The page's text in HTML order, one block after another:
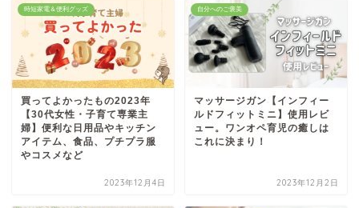
時短家電＆便利グッズ
買ってよかったもの2023年
【30代女性・子育て専業主
婦】便利な日用品やキッチン
アイテム、食品、プチプラ服
やコスメなど
2023年12月4日
自分へのご褒美
マッサージガン【インフィー
ルドフィットミニ】使用レビ
ュー。ワンオペ育児の癒しは
これに決まり！
2023年12月2日